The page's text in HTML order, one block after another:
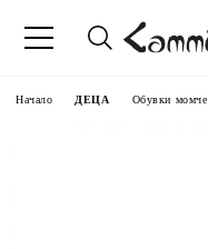
Начало ДЕЦА Обувки момче